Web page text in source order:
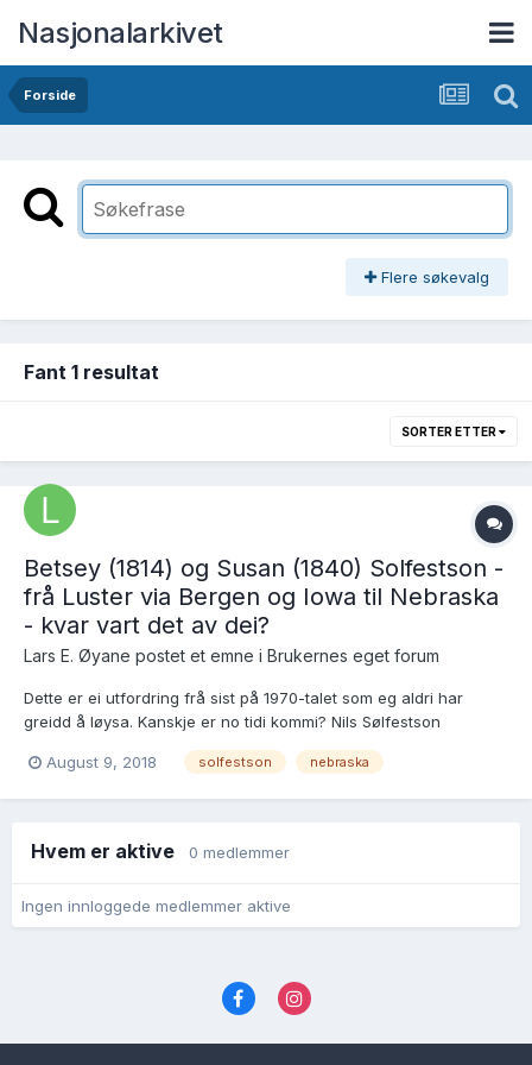
Nasjonalarkivet
Forside
Flere søkevalg
Fant 1 resultat
SORTER ETTER
Betsey (1814) og Susan (1840) Solfestson -
frå Luster via Bergen og Iowa til Nebraska
- kvar vart det av dei?
Lars E. Øyane postet et emne i Brukernes eget forum
Dette er ei utfordring frå sist på 1970-talet som eg aldri har
greidd å løysa. Kanskje er no tidi kommi? Nils Sølfestson
med Bertha Kirstine Christophersdotter Optun, døypt i Luster
August 9, 2018 solfestson nebraska
Hvem er aktive 0 medlemmer
Ingen innloggede medlemmer aktive